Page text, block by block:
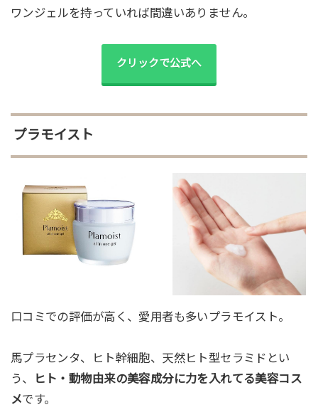
ワンジェルを持っていれば間違いありません。
クリックで公式へ
プラモイスト
口コミでの評価が高く、愛用者も多いプラモイスト。
馬プラセンタ、ヒト幹細胞、天然ヒト型セラミドとい
う、
ヒト・動物由来の美容成分に力を入れてる美容コス
メです。